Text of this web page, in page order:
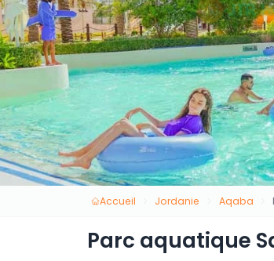
Accueil Jordanie Aqaba
Parc aquatique